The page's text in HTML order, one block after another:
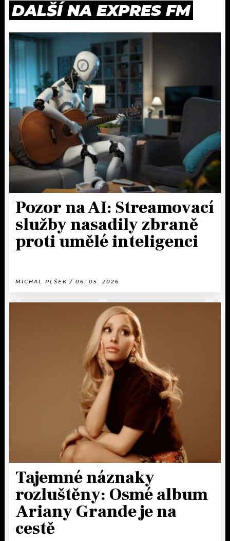
DALŠÍ NA EXPRES FM
Pozor na AI: Streamovací
služby nasadily zbraně
proti umělé inteligenci
MICHAL PLŠEK / 06. 05. 2026
Tajemné náznaky
rozluštěny: Osmé album
Ariany Grande je na
cestě